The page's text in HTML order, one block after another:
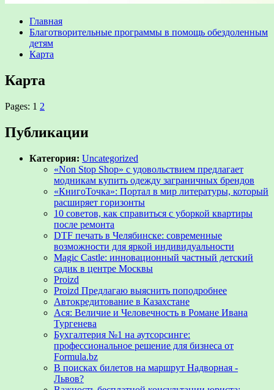
Главная
Благотворительные программы в помощь обездоленным
детям
Карта
Карта
Pages: 1 2
Публикации
Категория: Uncategorized
«Non Stop Shop» с удовольствием предлагает
модникам купить одежду заграничных брендов
«КнигоТочка»: Портал в мир литературы, который
расширяет горизонты
10 советов, как справиться с уборкой квартиры
после ремонта
DTF печать в Челябинске: современные
возможности для яркой индивидуальности
Magic Castle: инновационный частный детский
садик в центре Москвы
Proizd
Proizd Предлагаю выяснить поподробнее
Автокредитование в Казахстане
Ася: Величие и Человечность в Романе Ивана
Тургенева
Бухгалтерия №1 на аутсорсинге:
профессиональное решение для бизнеса от
Formula.bz
В поисках билетов на маршрут Надворная -
Львов?